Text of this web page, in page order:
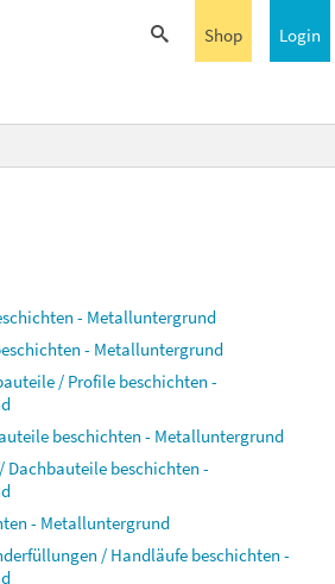
Login
Shop
- Metalluntergrund
- Metalluntergrund
/ Profile beschichten -
beschichten - Metalluntergrund
Dachbauteile beschichten -
- Metalluntergrund
/ Handläufe beschichten -